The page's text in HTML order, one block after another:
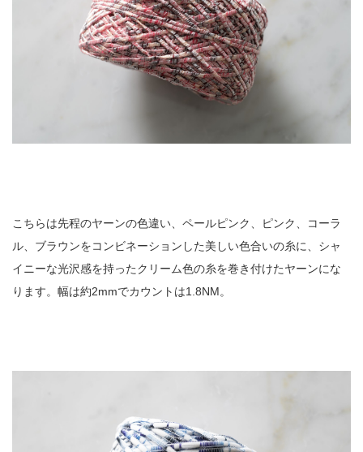
こちらは先程のヤーンの色違い、ペールピンク、ピンク、コーラ
ル、ブラウンをコンビネーションした美しい色合いの糸に、シャ
イニーな光沢感を持ったクリーム色の糸を巻き付けたヤーンにな
ります。幅は約2mmでカウントは1.8NM。